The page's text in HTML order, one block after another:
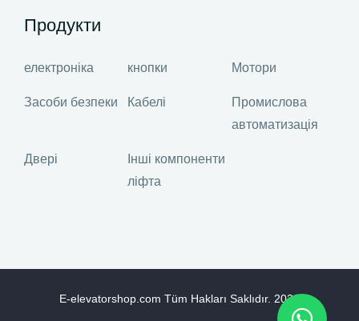
Продукти
електроніка кнопки Мотори
Засоби безпеки Кабелі
Промислова
автоматизація
Двері
Інші компоненти
ліфта
E-elevatorshop.com Tüm Hakları Saklıdır. 2026